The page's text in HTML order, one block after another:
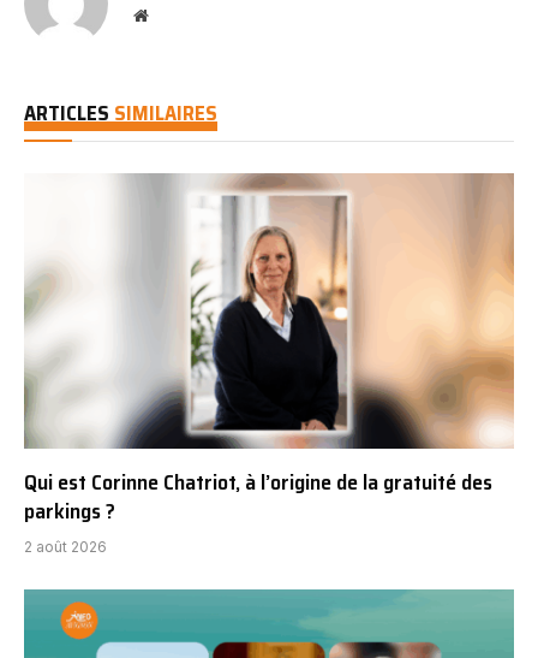
Website
ARTICLES SIMILAIRES
Qui est Corinne Chatriot, à l’origine de la gratuité des
parkings ?
2 août 2026